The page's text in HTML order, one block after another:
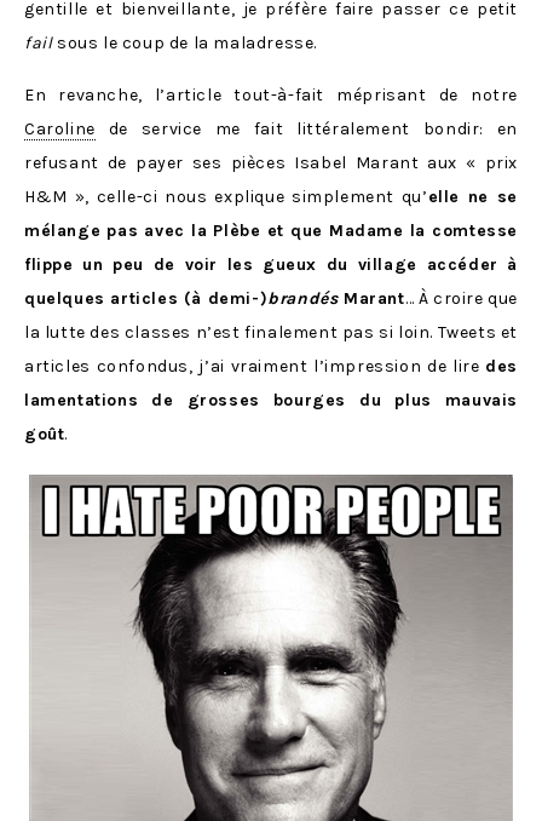
gentille et bienveillante, je préfère faire passer ce petit
failsous le coup de la maladresse.
En revanche, l’article tout-à-fait méprisant de notre
Caroline de service me fait littéralement bondir: en
refusant de payer ses pièces Isabel Marant aux « prix
H&M », celle-ci nous explique simplement qu’elle ne se
mélange pas avec la Plèbe et que Madame la comtesse
flippe un peu de voir les gueux du village accéder à
quelques articles (à demi-)brandésMarant… À croire que
la lutte des classes n’est finalement pas si loin. Tweets et
articles confondus, j’ai vraiment l’impression de lire des
lamentations de grosses bourges du plus mauvais
goût.